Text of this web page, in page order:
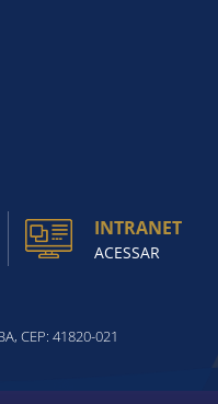
INTRANET
ACESSAR
CEP: 41820-021